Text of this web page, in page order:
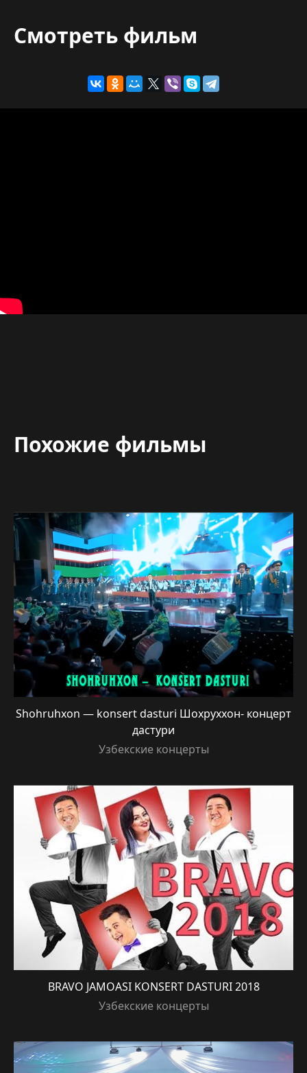
Смотреть фильм
Похожие фильмы
Shohruhxon — konsert dasturi Шохруххон- концерт
дастури
Узбекские концерты
BRAVO JAMOASI KONSERT DASTURI 2018
Узбекские концерты